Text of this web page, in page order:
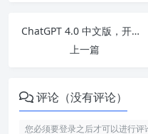
ChatGPT 4.0 中文版，开启智能交流新时代
上一篇
评论（没有评论）